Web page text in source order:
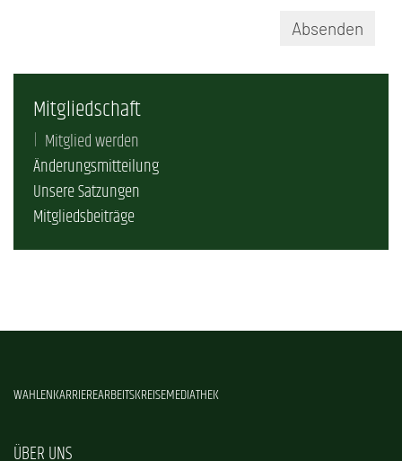
Absenden
Mitgliedschaft
Mitglied werden
Änderungsmitteilung
Unsere Satzungen
Mitgliedsbeiträge
WAHLENKARRIEREARBEITSKREISEMEDIATHEK
ÜBER UNS